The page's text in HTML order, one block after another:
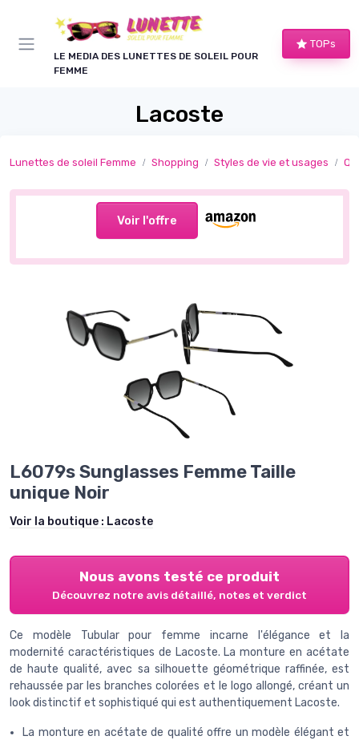
LE MEDIA DES LUNETTES DE SOLEIL POUR
FEMME
TOPs
Lacoste
Lunettes de soleil Femme Shopping Styles de vie et usages
Voir l'offre
L6079s Sunglasses Femme Taille
unique Noir
Voir la boutique : Lacoste
Nous avons testé ce produit
Découvrez notre avis détaillé, notes et verdict
Ce modèle Tubular pour femme incarne l'élégance et la
modernité caractéristiques de Lacoste. La monture en acétate
de haute qualité, avec sa silhouette géométrique raffinée, est
rehaussée par les branches colorées et le logo allongé, créant un
look distinctif et sophistiqué qui est authentiquement Lacoste.
La monture en acétate de qualité offre un modèle élégant et